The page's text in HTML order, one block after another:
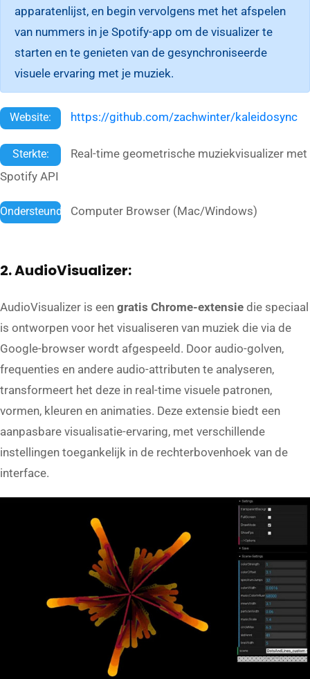
apparatenlijst, en begin vervolgens met het afspelen
van nummers in je Spotify-app om de visualizer te
starten en te genieten van de gesynchroniseerde
visuele ervaring met je muziek.
Website: https://github.com/zachwinter/kaleidosync
Sterkte:
Real-time geometrische muziekvisualizer met
Spotify API
Ondersteund: Computer Browser (Mac/Windows)
2. AudioVisualizer:
AudioVisualizer is een gratis Chrome-extensie die speciaal
is ontworpen voor het visualiseren van muziek die via de
Google-browser wordt afgespeeld. Door audio-golven,
frequenties en andere audio-attributen te analyseren,
transformeert het deze in real-time visuele patronen,
vormen, kleuren en animaties. Deze extensie biedt een
aanpasbare visualisatie-ervaring, met verschillende
instellingen toegankelijk in de rechterbovenhoek van de
interface.